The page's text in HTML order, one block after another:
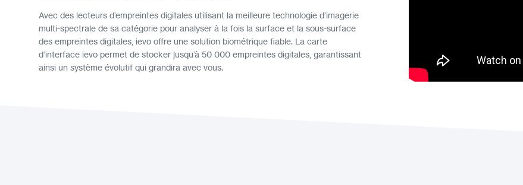
Avec des lecteurs d’empreintes digitales utilisant la meilleure technologie d’imagerie
multi-spectrale de sa catégorie pour analyser à la fois la surface et la sous-surface
des empreintes digitales, ievo offre une solution biométrique fiable. La carte
d’interface ievo permet de stocker jusqu’à 50 000 empreintes digitales, garantissant
ainsi un système évolutif qui grandira avec vous.